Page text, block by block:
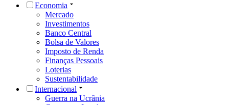
Economia
Mercado
Investimentos
Banco Central
Bolsa de Valores
Imposto de Renda
Finanças Pessoais
Loterias
Sustentabilidade
Internacional
Guerra na Ucrânia